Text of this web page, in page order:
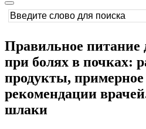
Правильное питание
при болях в почках:
продукты,
рекомендации
шлаки